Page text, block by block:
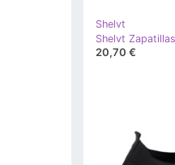
Shelvt
20,70 €